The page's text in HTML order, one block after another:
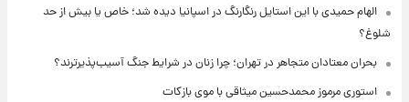
الهام حمیدی با این استایل رنگارنگ در اسپانیا دیده شد؛ خاص یا بیش از حد
شلوغ؟
بحران معتادان متجاهر در تهران؛ چرا زنان در شرایط جنگ آسیب‌پذیرترند؟
استوری مرموز محمدحسین میثاقی با موی بازکات